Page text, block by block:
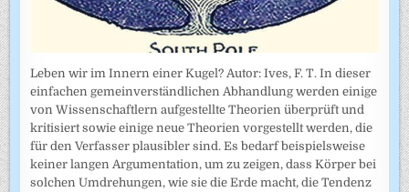
Leben wir im Innern einer Kugel? Autor: Ives, F. T. In dieser
einfachen gemeinverständlichen Abhandlung werden einige
von Wissenschaftlern aufgestellte Theorien überprüft und
kritisiert sowie einige neue Theorien vorgestellt werden, die
für den Verfasser plausibler sind. Es bedarf beispielsweise
keiner langen Argumentation, um zu zeigen, dass Körper bei
solchen Umdrehungen, wie sie die Erde macht, die Tendenz